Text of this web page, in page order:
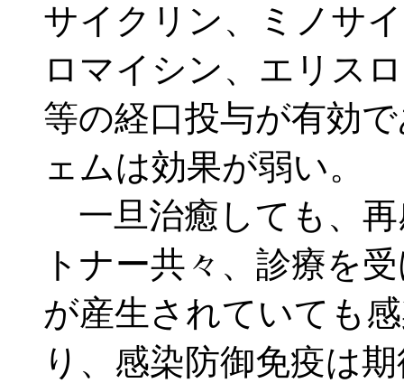
サイクリン、ミノサ
ロマイシン、エリス
等の経口投与が有効
ェムは効果が弱い。
一旦治癒しても、
トナー共々、診療を
が産生されていても
り、感染防御免疫は